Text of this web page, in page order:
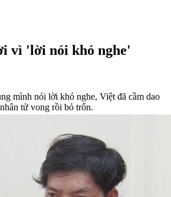
vì 'lời nói khó nghe'
mình nói lời khó nghe, Việt đã cầm dao
tử vong rồi bỏ trốn.